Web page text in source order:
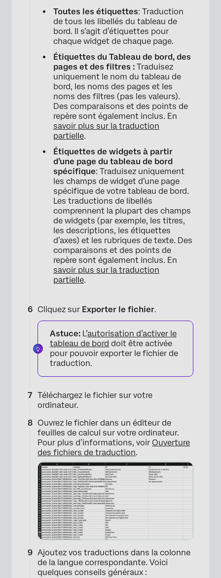
×
×
Toutes les étiquettes: Traduction
de tous les libellés du tableau de
bord. Il s’agit d’étiquettes pour
chaque widget de chaque page.
Étiquettes du Tableau de bord, des
pages et des filtres : Traduisez
uniquement le nom du tableau de
bord, les noms des pages et les
noms des filtres (pas les valeurs).
Des comparaisons et des points de
repère sont également inclus. En
savoir plus sur la traduction
partielle.
Étiquettes de widgets à partir
d’une page du tableau de bord
spécifique: Traduisez uniquement
les champs de widget d’une page
spécifique de votre tableau de bord.
Les traductions de libellés
comprennent la plupart des champs
de widgets (par exemple, les titres,
les descriptions, les étiquettes
d’axes) et les rubriques de texte. Des
comparaisons et des points de
repère sont également inclus. En
savoir plus sur la traduction
partielle.
Cliquez sur Exporter le fichier.
Astuce: L’autorisation d’activer le
tableau de bord doit être activée
pour pouvoir exporter le fichier de
traduction.
Téléchargez le fichier sur votre
ordinateur.
Ouvrez le fichier dans un éditeur de
feuilles de calcul sur votre ordinateur.
Pour plus d’informations, voir Ouverture
des fichiers de traduction.
Ajoutez vos traductions dans la colonne
de la langue correspondante. Voici
quelques conseils généraux :